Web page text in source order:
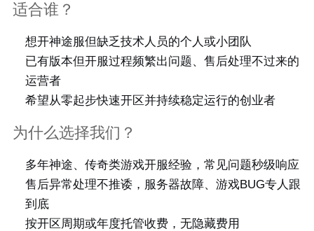
适合谁？
想开神途服但缺乏技术人员的个人或小团队
已有版本但开服过程频繁出问题、售后处理不过来的
运营者
希望从零起步快速开区并持续稳定运行的创业者
为什么选择我们？
多年神途、传奇类游戏开服经验，常见问题秒级响应
售后异常处理不推诿，服务器故障、游戏BUG专人跟
到底
按开区周期或年度托管收费，无隐藏费用